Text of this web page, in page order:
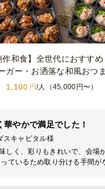
作和食】全世代におすす
ガー・お洒落な和風おつ
1,100 円/人（45,000円〜）
華やかで満足でした！
スキャピタル様
しく、彩りもきれいで、会場
ているため取り分ける手間が